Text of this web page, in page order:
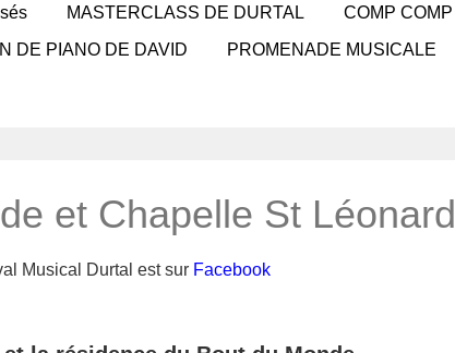
MASTERCLASS DE DURTAL
COMP COMP
DE PIANO DE DAVID
PROMENADE MUSICALE
et Chapelle St Léonard
Musical Durtal est sur Facebook